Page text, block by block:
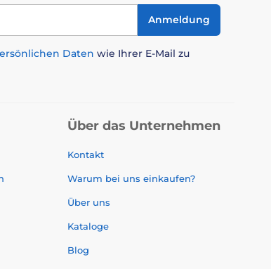
Anmeldung
Daten wie Ihrer E-Mail zu
Über das Unternehmen
Kontakt
Warum bei uns einkaufen?
Über uns
Kataloge
Blog